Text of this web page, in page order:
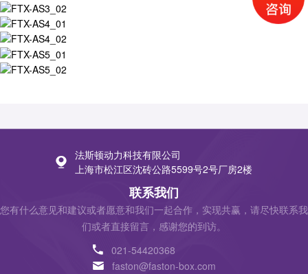
法斯顿动力科技有限公司
上海市松江区沈砖公路5599号2号厂房2楼
联系我们
您有什么意见和建议或者愿意和我们一起合作，实现共赢，请尽快联系我
们或者直接留言，感谢您的到访。
021-54420368
faston@faston-box.com